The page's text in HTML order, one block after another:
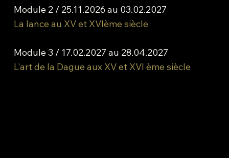
Module 2 / 25.11.2026 au 03.02.2027
La lance au XV et XVIème siècle
Module 3 / 17.02.2027 au 28.04.2027
L'art de la Dague aux XV et XVI ème siècle